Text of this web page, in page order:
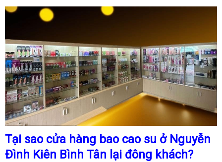
Tại sao cửa hàng bao cao su ở Nguyễn
Đình Kiên Bình Tân lại đông khách?